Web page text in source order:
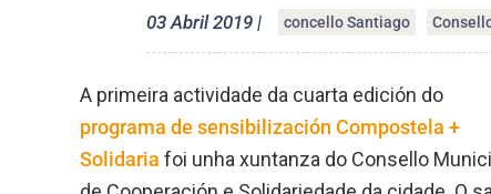
03 Abril 2019 | concello Santiago
A primeira actividade da cuarta edición do
programa de sensibilización Compostela +
Solidaria foi unha xuntanza do Consello